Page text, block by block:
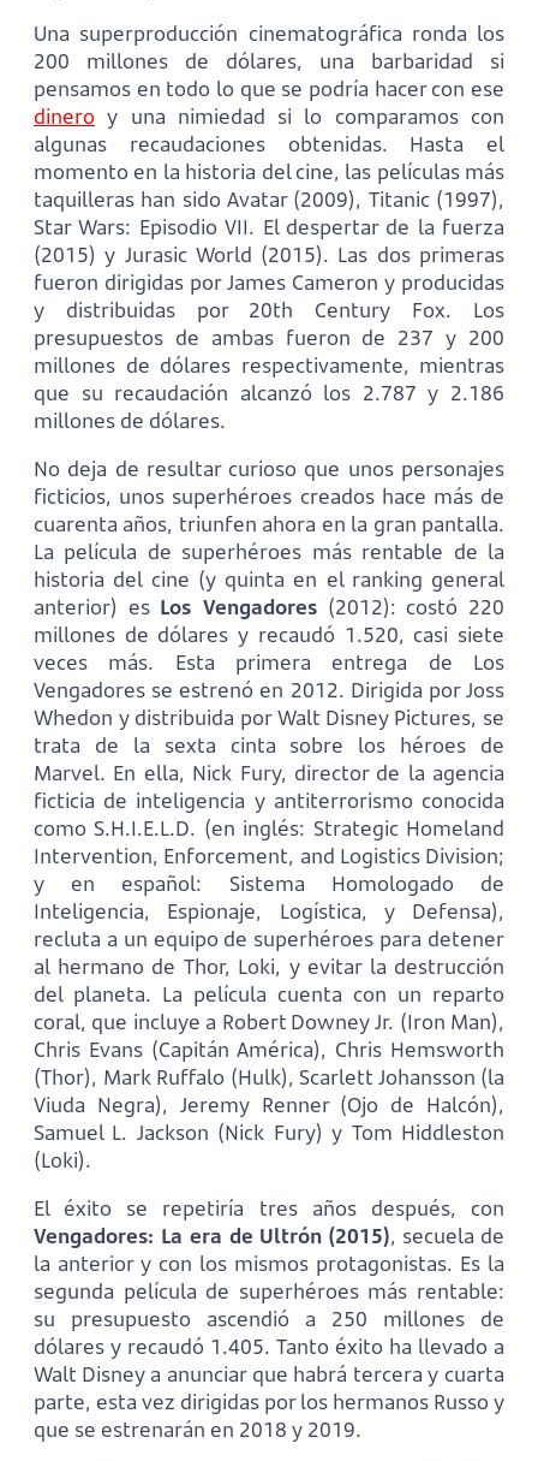
Una superproducción cinematográfica ronda los
200 millones de dólares, una barbaridad si
pensamos en todo lo que se podría hacer con ese
dinero y una nimiedad si lo comparamos con
algunas recaudaciones obtenidas. Hasta el
momento en la historia del cine, las películas más
taquilleras han sido Avatar (2009), Titanic (1997),
Star Wars: Episodio VII. El despertar de la fuerza
(2015) y Jurasic World (2015). Las dos primeras
fueron dirigidas por James Cameron y producidas
y distribuidas por 20th Century Fox. Los
presupuestos de ambas fueron de 237 y 200
millones de dólares respectivamente, mientras
que su recaudación alcanzó los 2.787 y 2.186
millones de dólares.
No deja de resultar curioso que unos personajes
ficticios, unos superhéroes creados hace más de
cuarenta años, triunfen ahora en la gran pantalla.
La película de superhéroes más rentable de la
historia del cine (y quinta en el ranking general
anterior) es Los Vengadores (2012): costó 220
millones de dólares y recaudó 1.520, casi siete
veces más. Esta primera entrega de Los
Vengadores se estrenó en 2012. Dirigida por Joss
Whedon y distribuida por Walt Disney Pictures, se
trata de la sexta cinta sobre los héroes de
Marvel. En ella, Nick Fury, director de la agencia
ficticia de inteligencia y antiterrorismo conocida
como S.H.I.E.L.D. (en inglés: Strategic Homeland
Intervention, Enforcement, and Logistics Division;
y en español: Sistema Homologado de
Inteligencia, Espionaje, Logística, y Defensa),
recluta a un equipo de superhéroes para detener
al hermano de Thor, Loki, y evitar la destrucción
del planeta. La película cuenta con un reparto
coral, que incluye a Robert Downey Jr. (Iron Man),
Chris Evans (Capitán América), Chris Hemsworth
(Thor), Mark Ruffalo (Hulk), Scarlett Johansson (la
Viuda Negra), Jeremy Renner (Ojo de Halcón),
Samuel L. Jackson (Nick Fury) y Tom Hiddleston
(Loki).
El éxito se repetiría tres años después, con
Vengadores: La era de Ultrón (2015), secuela de
la anterior y con los mismos protagonistas. Es la
segunda película de superhéroes más rentable:
su presupuesto ascendió a 250 millones de
dólares y recaudó 1.405. Tanto éxito ha llevado a
Walt Disney a anunciar que habrá tercera y cuarta
parte, esta vez dirigidas por los hermanos Russo y
que se estrenarán en 2018 y 2019.